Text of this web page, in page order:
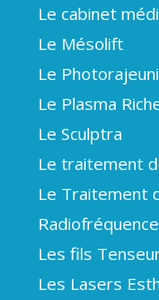
Le cabinet
Le Mésolift
Le
Le Plasma
Le Sculptra
Le traitement
Le Traitement
Les fils
Les Lasers